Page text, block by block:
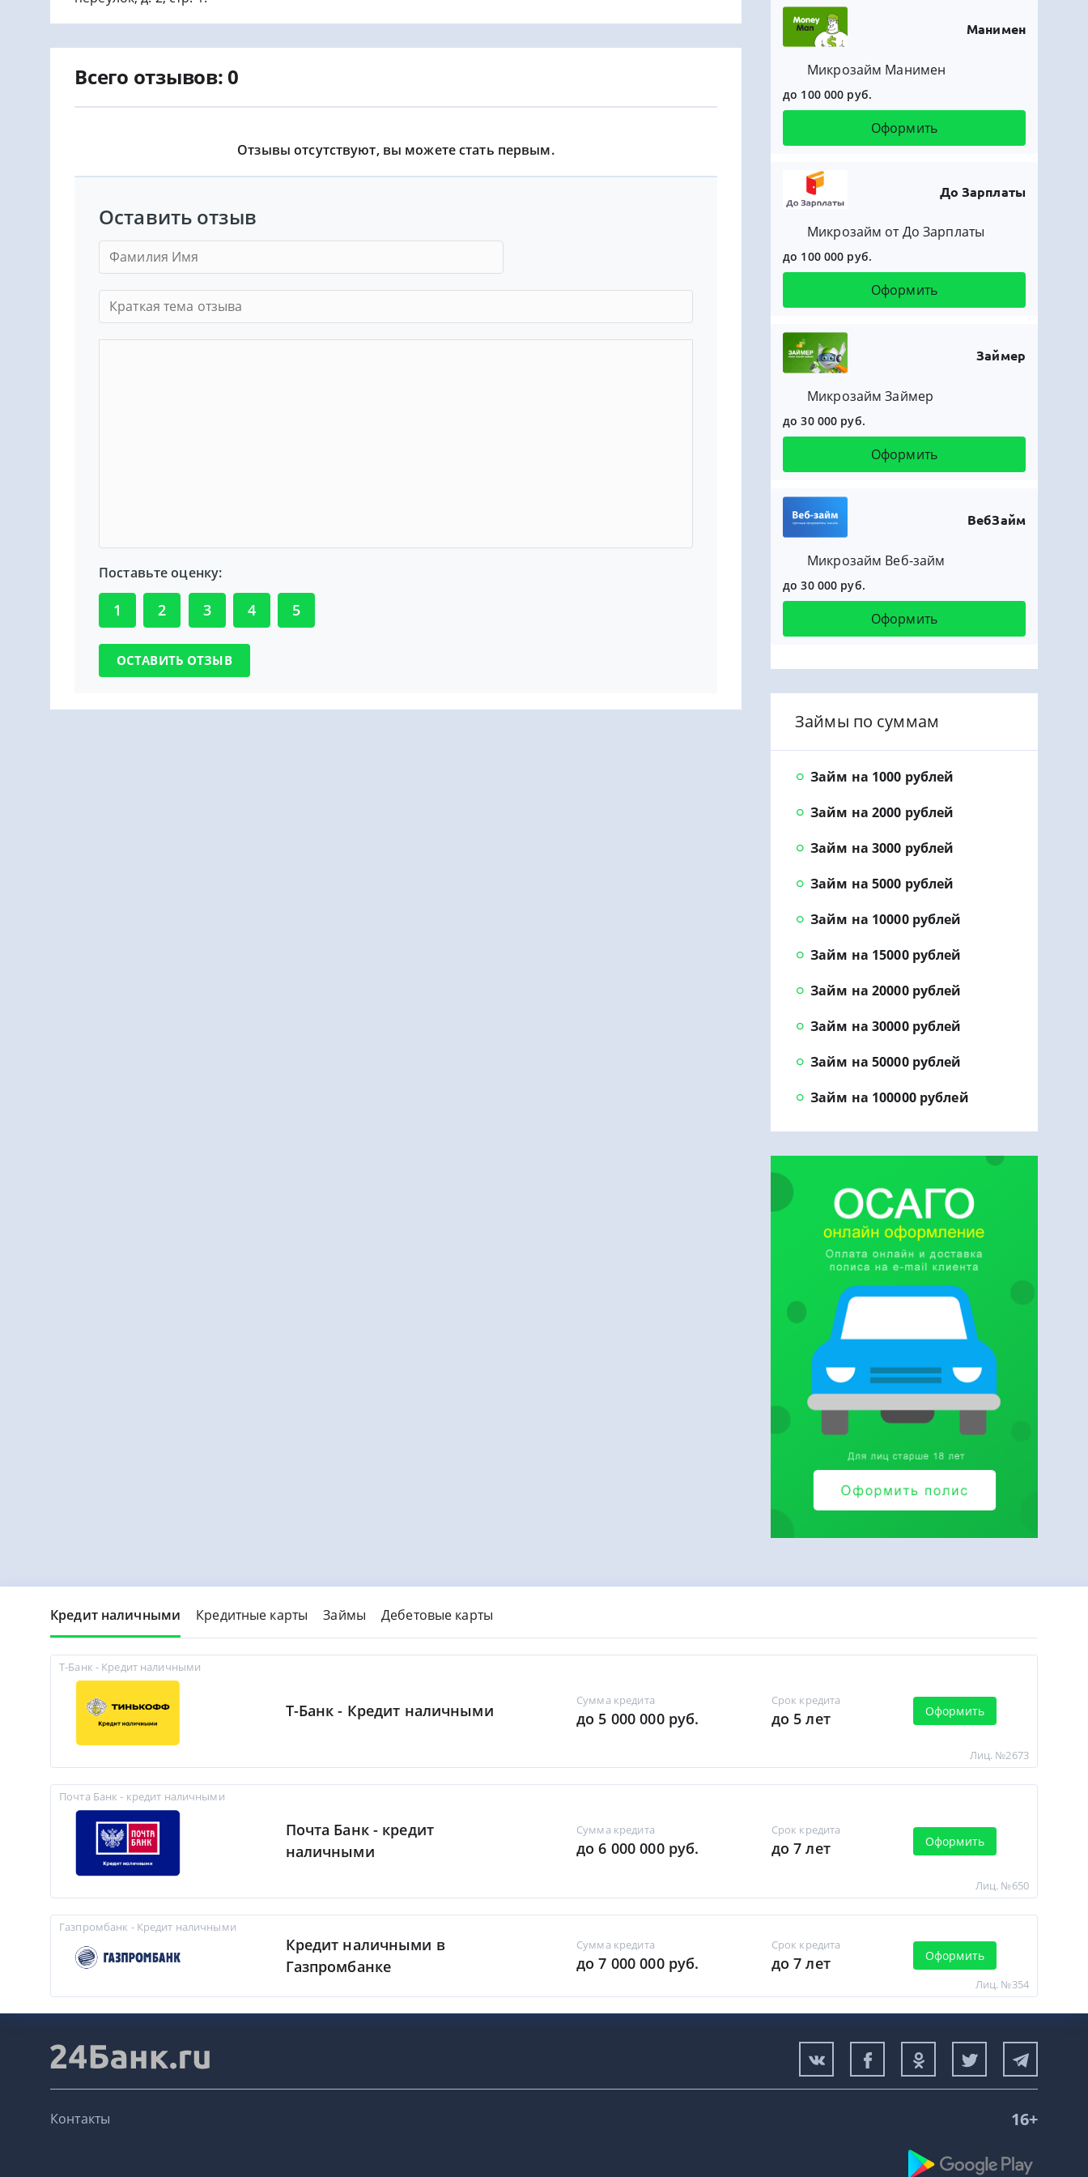
Всего отзывов: 0
Отзывы отсутствуют, вы можете стать первым.
Оставить отзыв
Поставьте оценку:
1 2 3 4 5
Манимен
Микрозайм Манимен
до 100 000 руб.
Оформить
До Зарплаты
Микрозайм от До Зарплаты
до 100 000 руб.
Оформить
Займер
Микрозайм Займер
до 30 000 руб.
Оформить
ВебЗайм
Микрозайм Веб-займ
до 30 000 руб.
Оформить
Займы по суммам
Займ на 1000 рублей
Займ на 2000 рублей
Займ на 3000 рублей
Займ на 5000 рублей
Займ на 10000 рублей
Займ на 15000 рублей
Займ на 20000 рублей
Займ на 30000 рублей
Займ на 50000 рублей
Займ на 100000 рублей
Кредит наличными Кредитные карты Займы Дебетовые карты
Т-Банк - Кредит наличными
Т-Банк - Кредит наличными
Сумма кредита
до 5 000 000 руб.
Срок кредита
до 5 лет Оформить
Лиц. №2673
Почта Банк - кредит наличными
Почта Банк - кредит
наличными
Сумма кредита
до 6 000 000 руб.
Срок кредита
до 7 лет Оформить
Лиц. №650
Газпромбанк - Кредит наличными
Кредит наличными в
Газпромбанке
Сумма кредита
до 7 000 000 руб.
Срок кредита
до 7 лет Оформить
Лиц. №354
Контакты 16+